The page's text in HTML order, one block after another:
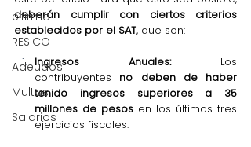
e.firma
RESICO
Adeudos
Multas
Salarios
deberán cumplir con ciertos criterios
establecidos por el SAT, que son:
Ingresos Anuales: Los
contribuyentes no deben de haber
tenido ingresos superiores a 35
millones de pesos en los últimos tres
ejercicios fiscales.